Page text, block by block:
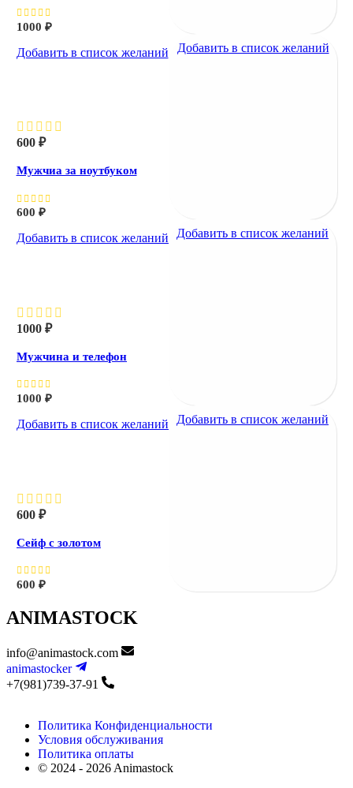
1000 ₽
Добавить в список желаний
600 ₽
Мужчиа за ноутбуком
600 ₽
Добавить в список желаний
Добавить в список желаний
1000 ₽
Мужчина и телефон
1000 ₽
Добавить в список желаний
Добавить в список желаний
600 ₽
Сейф с золотом
600 ₽
Добавить в список желаний
ANIMASTOCK
info@animastock.com
animastocker
+7(981)739-37-91
Политика Конфиденциальности
Условия обслуживания
Политика оплаты
© 2024 - 2026 Animastock